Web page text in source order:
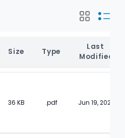
Size Type
Last
Modified
36 KB .pdf Jun 19, 2024